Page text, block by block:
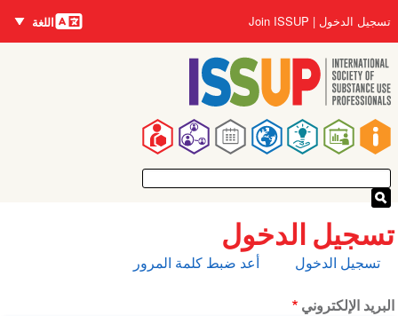
إلى
المحتوى
الرئيسي
Main
navigation
User
account
menu
تسجيل الدخول Join ISSUP اللغات
اللغة
تسجيل الدخول
التبويبات
الأساسية
تسجيل الدخول أعد ضبط كلمة المرور
البريد الإلكتروني